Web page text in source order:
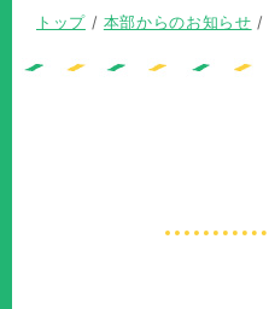
現
トップ/ 本部からのお知らせ /